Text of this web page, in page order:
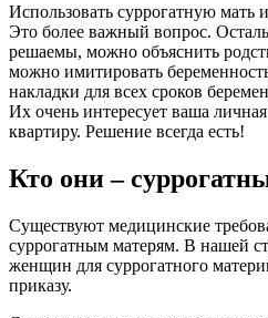
Использовать суррогатную мать
Это более важный вопрос.
решаемы, можно объяснить
можно имитировать
накладки для всех сроков
Их очень интересует ваша
квартиру. Решение всегда есть!
Кто они –
Существуют медицинские
суррогатным матерям. В нашей
женщин для суррогатного
приказу.